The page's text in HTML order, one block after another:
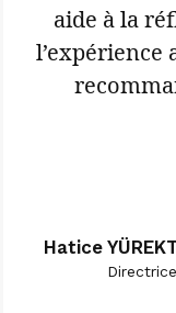
aide à la
l’expérience
Hatice